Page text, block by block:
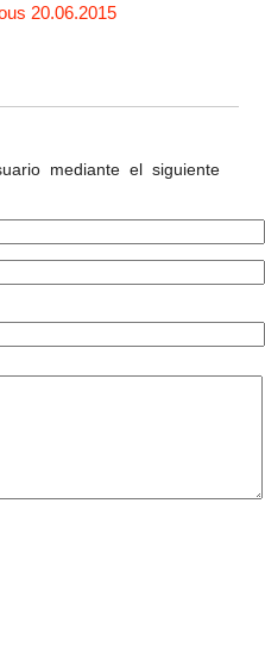
20.06.2015
mediante el siguiente